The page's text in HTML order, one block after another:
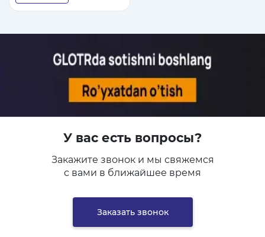
У вас есть вопросы?
Закажите звонок и мы свяжемся
с вами в ближайшее время
Заказать звонок